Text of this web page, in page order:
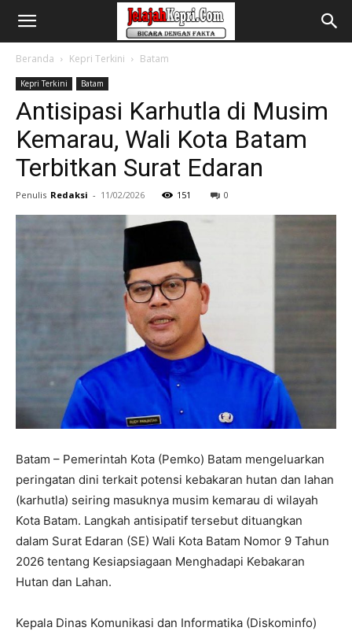
Beranda Kepri Terkini Batam
Kepri Terkini Batam
Antisipasi Karhutla di Musim
Kemarau, Wali Kota Batam
Terbitkan Surat Edaran
Penulis Redaksi - 11/02/2026 151 0
Batam – Pemerintah Kota (Pemko) Batam mengeluarkan
peringatan dini terkait potensi kebakaran hutan dan lahan
(karhutla) seiring masuknya musim kemarau di wilayah
Kota Batam. Langkah antisipatif tersebut dituangkan
dalam Surat Edaran (SE) Wali Kota Batam Nomor 9 Tahun
2026 tentang Kesiapsiagaan Menghadapi Kebakaran
Hutan dan Lahan.
Kepala Dinas Komunikasi dan Informatika (Diskominfo)